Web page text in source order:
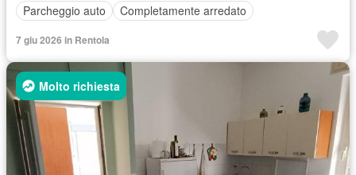
Parcheggio auto
Completamente arredato
7 giu 2026 in Rentola
Molto richiesta